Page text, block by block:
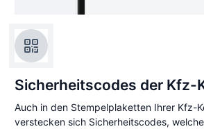
Sicherheitscodes der Kfz-
Auch in den Stempelplaketten Ihrer Kfz-
verstecken sich Sicherheitscodes,